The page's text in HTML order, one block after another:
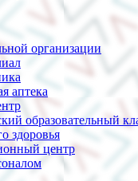
организации
аптека
образовательный
здоровья
центр